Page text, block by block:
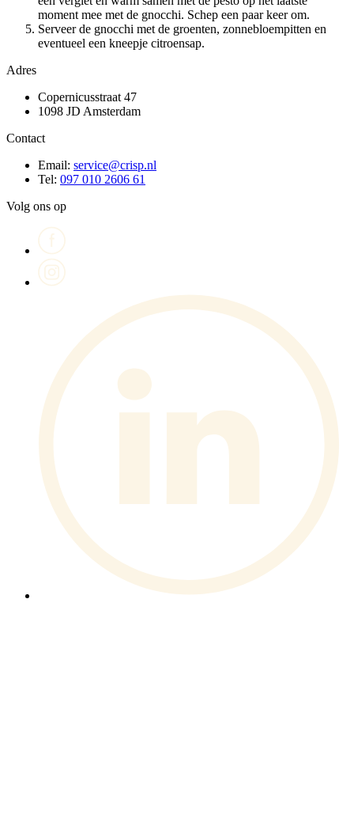
moment mee met de gnocchi. Schep een paar keer om.
Serveer de gnocchi met de groenten, zonnebloempitten en
eventueel een kneepje citroensap.
Adres
Copernicusstraat 47
1098 JD Amsterdam
Contact
Email: service@crisp.nl
Tel: 097 010 2606 61
Volg ons op